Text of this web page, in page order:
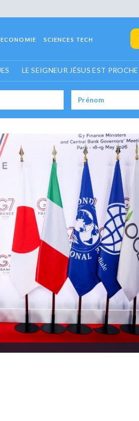
ECONOMIE SCIENCES TECH
LE SEIGNEUR JÉSUS EST PROCHE